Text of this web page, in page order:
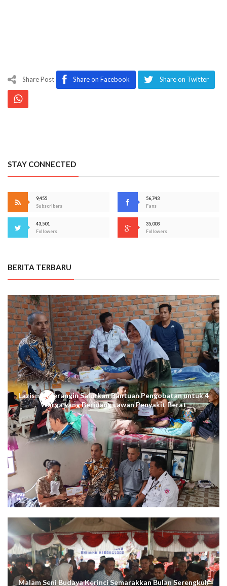
Share Post Share on Facebook Share on Twitter
STAY CONNECTED
9,455
Subscribers
56,743
Fans
43,501
Followers
35,003
Followers
BERITA TERBARU
Lazismu Merangin Salurkan Bantuan Pengobatan untuk 4
Warga yang Berjuang Lawan Penyakit Berat
Malam Seni Budaya Kerinci Semarakkan Bulan Serengkuh